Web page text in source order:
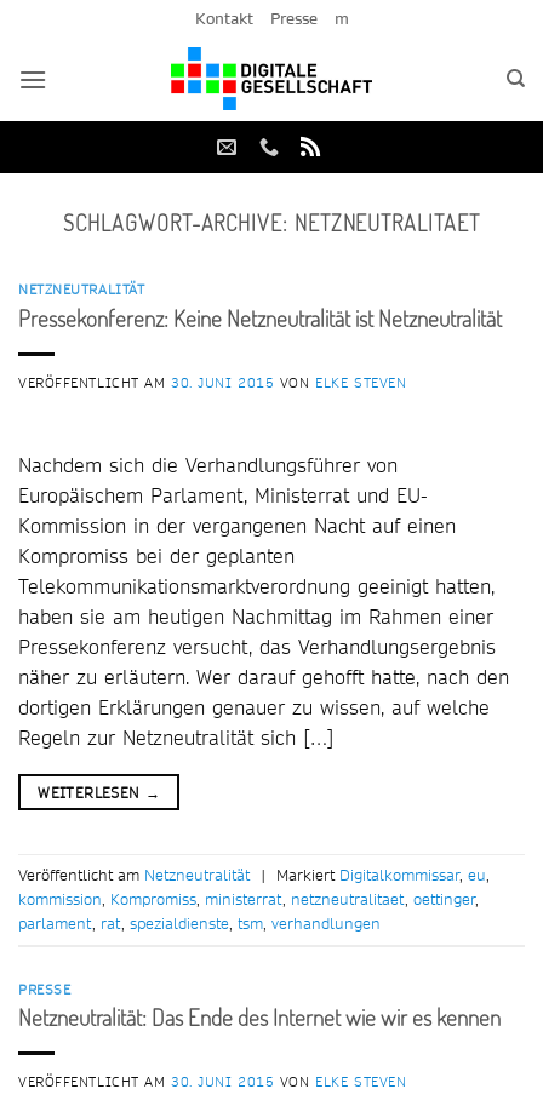
springen
Kontakt Presse m
SCHLAGWORT-ARCHIVE: NETZNEUTRALITAET
NETZNEUTRALITÄT
Pressekonferenz: Keine Netzneutralität ist Netzneutralität
VERÖFFENTLICHT AM30. JUNI 2015 VON ELKE STEVEN
Nachdem sich die Verhandlungsführer von
Europäischem Parlament, Ministerrat und EU-
Kommission in der vergangenen Nacht auf einen
Kompromiss bei der geplanten
Telekommunikationsmarktverordnung geeinigt hatten,
haben sie am heutigen Nachmittag im Rahmen einer
Pressekonferenz versucht, das Verhandlungsergebnis
näher zu erläutern. Wer darauf gehofft hatte, nach den
dortigen Erklärungen genauer zu wissen, auf welche
Regeln zur Netzneutralität sich […]
WEITERLESEN →
Veröffentlicht am Netzneutralität | Markiert Digitalkommissar, eu,
kommission, Kompromiss, ministerrat, netzneutralitaet, oettinger,
parlament, rat, spezialdienste, tsm, verhandlungen
PRESSE
Netzneutralität: Das Ende des Internet wie wir es kennen
VERÖFFENTLICHT AM30. JUNI 2015 VON ELKE STEVEN